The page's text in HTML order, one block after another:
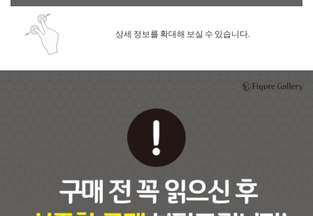
상세 정보를 확대해 보실 수 있습니다.